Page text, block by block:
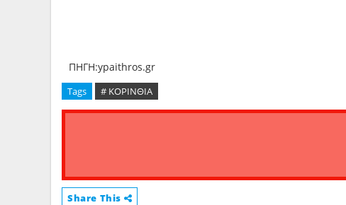
ΠΗΓΗ:ypaithros.gr
Tags # ΚΟΡΙΝΘΙΑ
Share This